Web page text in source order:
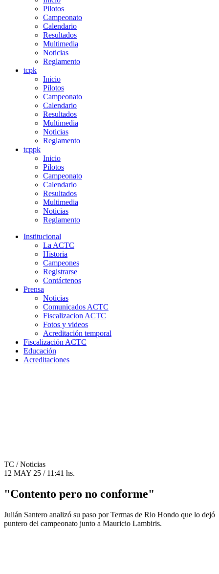
Pilotos
Campeonato
Calendario
Resultados
Multimedia
Noticias
Reglamento
tcpk
Inicio
Pilotos
Campeonato
Calendario
Resultados
Multimedia
Noticias
Reglamento
tcppk
Inicio
Pilotos
Campeonato
Calendario
Resultados
Multimedia
Noticias
Reglamento
Institucional
La ACTC
Historia
Campeones
Registrarse
Contáctenos
Prensa
Noticias
Comunicados ACTC
Fiscalizacion ACTC
Fotos y videos
Acreditación temporal
Fiscalización ACTC
Educación
Acreditaciones
TC / Noticias
12 MAY 25 / 11:41 hs.
"Contento pero no conforme"
Julián Santero analizó su paso por Termas de Rio Hondo que lo dejó
puntero del campeonato junto a Mauricio Lambiris.